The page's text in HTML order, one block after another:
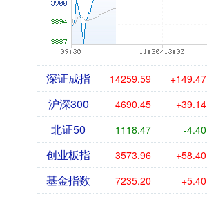
深证成指 14259.59 +149.47
沪深300 4690.45 +39.14
北证50 1118.47 -4.40
创业板指 3573.96 +58.40
基金指数 7235.20 +5.40